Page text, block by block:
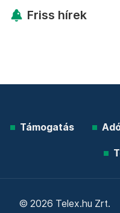
Friss hírek
Támogatás
© 2026 Telex.hu Zrt.